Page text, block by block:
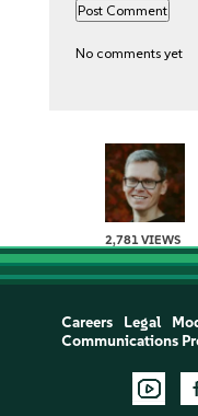
No comments yet
2,781 VIEWS
Careers Legal
Communications